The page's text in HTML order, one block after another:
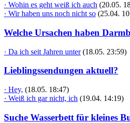
· Wohin es geht weiß ich auch (20.05.
· Wir haben uns noch nicht so (25.04.
Welche Ursachen haben
· Da ich seit Jahren unter (18.05. 23:59)
Lieblingssendungen aktuell?
· Hey, (18.05. 18:47)
· Weiß ich gar nicht, ich (19.04. 14:19)
Suche Wasserbett für kleines